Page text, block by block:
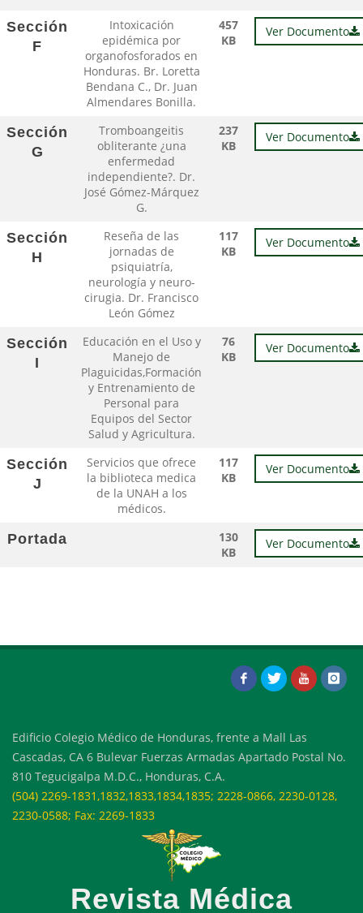
Sección
F
Intoxicación
epidémica por
organofosforados en
Honduras. Br. Loretta
Bendana C., Dr. Juan
Almendares Bonilla.
457
KB
Ver Documento
Sección
G
Tromboangeitis
obliterante ¿una
enfermedad
independiente?. Dr.
José Gómez-Márquez
G.
237
KB
Ver Documento
Sección
H
Reseña de las
jornadas de
psiquiatría,
neurología y neuro-
cirugia. Dr. Francisco
León Gómez
117
KB
Ver Documento
Sección
I
Educación en el Uso y
Manejo de
Plaguicidas,Formación
y Entrenamiento de
Personal para
Equipos del Sector
Salud y Agricultura.
76
KB
Ver Documento
Sección
J
Servicios que ofrece
la biblioteca medica
de la UNAH a los
médicos.
117
KB
Ver Documento
Portada
130
KB
Ver Documento
Edificio Colegio Médico de Honduras, frente a Mall Las
Cascadas, CA 6 Bulevar Fuerzas Armadas Apartado Postal No.
810 Tegucigalpa M.D.C., Honduras, C.A.
(504) 2269-1831,1832,1833,1834,1835; 2228-0866, 2230-0128,
2230-0588; Fax: 2269-1833
Revista Médica